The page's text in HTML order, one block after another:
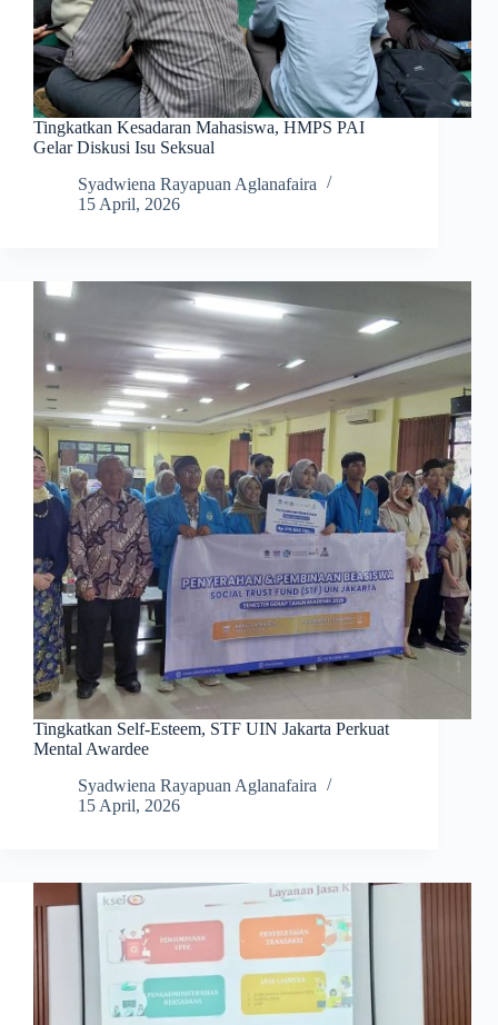
Tingkatkan Kesadaran Mahasiswa, HMPS PAI
Gelar Diskusi Isu Seksual
Syadwiena Rayapuan Aglanafaira
15 April, 2026
Tingkatkan Self-Esteem, STF UIN Jakarta Perkuat
Mental Awardee
Syadwiena Rayapuan Aglanafaira
15 April, 2026